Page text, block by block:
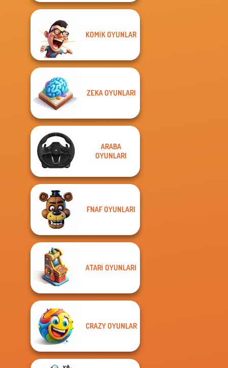
KOMIK OYUNLAR
ZEKA OYUNLARI
ARABA
OYUNLARI
FNAF OYUNLARI
ATARI OYUNLARI
CRAZY OYUNLAR